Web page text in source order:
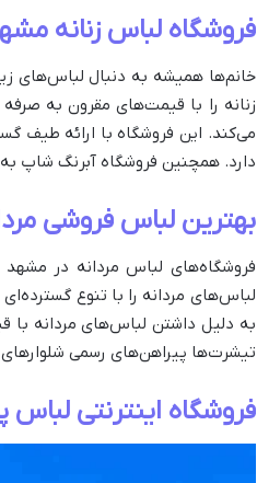
فروشگاه لباس زنانه
خانم‌ها همیشه به دنبال لباس‌های
زنانه را با قیمت‌های مقرون به
می‌کند. این فروشگاه با ارائه طیف
دارد. همچنین فروشگاه آبرنگ شاپ
بهترین لباس فروشی
فروشگاه‌های لباس مردانه در مشهد
لباس‌های مردانه را با تنوع
به دلیل داشتن لباس‌های مردانه با
تیشرت‌ها پیراهن‌های رسمی
فروشگاه اینترنتی